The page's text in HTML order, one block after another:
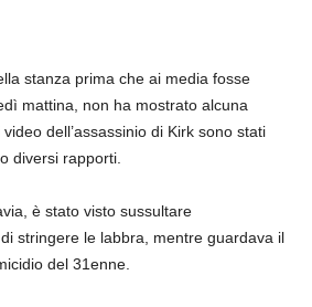
stanza prima che ai media fosse
mattina, non ha mostrato alcuna
dell’assassinio di Kirk sono stati
diversi rapporti.
è stato visto sussultare
stringere le labbra, mentre guardava il
del 31enne.